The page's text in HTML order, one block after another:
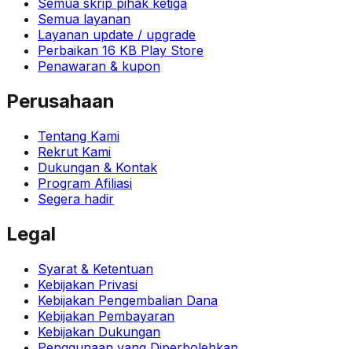
Semua skrip pihak ketiga
Semua layanan
Layanan update / upgrade
Perbaikan 16 KB Play Store
Penawaran & kupon
Perusahaan
Tentang Kami
Rekrut Kami
Dukungan & Kontak
Program Afiliasi
Segera hadir
Legal
Syarat & Ketentuan
Kebijakan Privasi
Kebijakan Pengembalian Dana
Kebijakan Pembayaran
Kebijakan Dukungan